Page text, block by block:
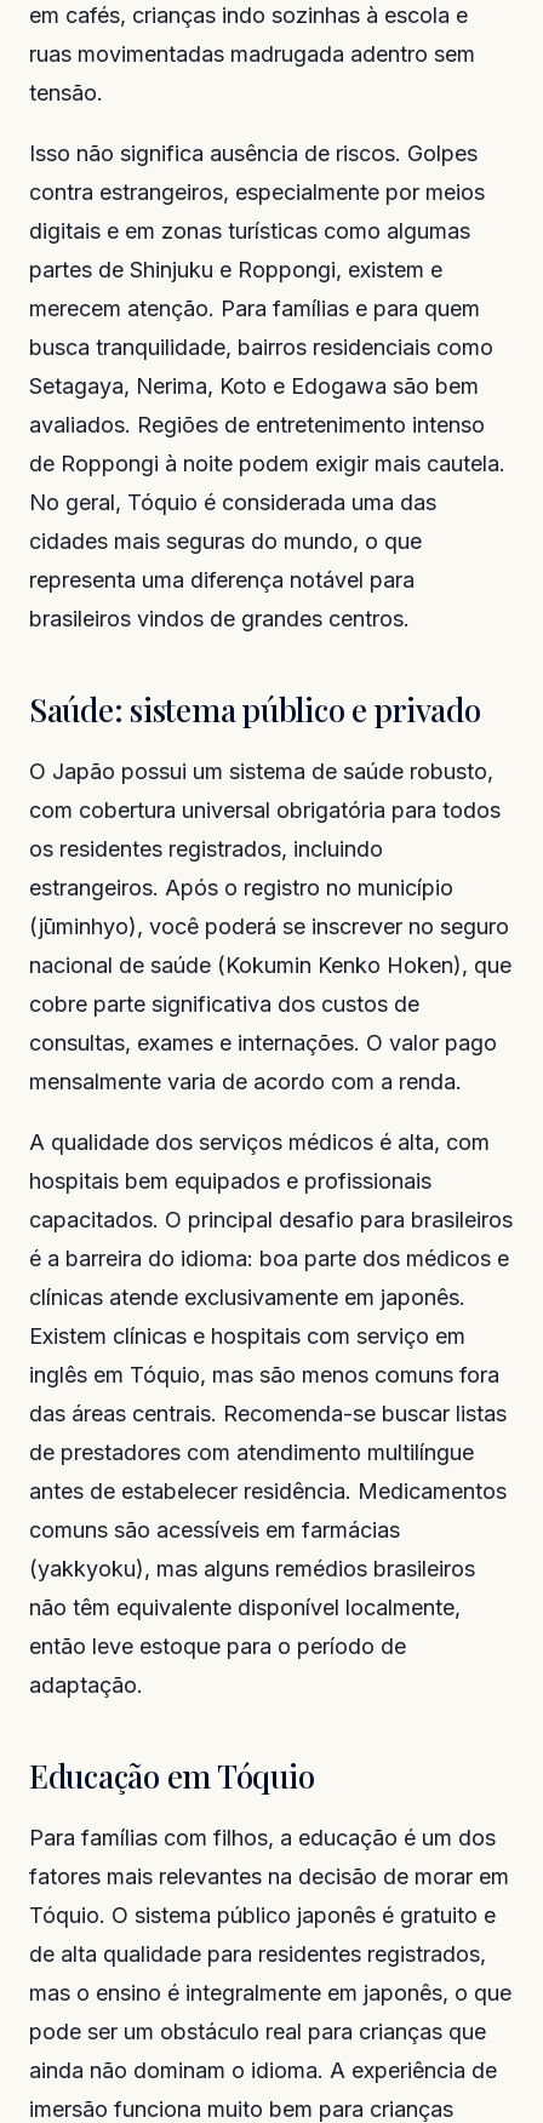
em cafés, crianças indo sozinhas à escola e
ruas movimentadas madrugada adentro sem
tensão.
Isso não significa ausência de riscos. Golpes
contra estrangeiros, especialmente por meios
digitais e em zonas turísticas como algumas
partes de Shinjuku e Roppongi, existem e
merecem atenção. Para famílias e para quem
busca tranquilidade, bairros residenciais como
Setagaya, Nerima, Koto e Edogawa são bem
avaliados. Regiões de entretenimento intenso
de Roppongi à noite podem exigir mais cautela.
No geral, Tóquio é considerada uma das
cidades mais seguras do mundo, o que
representa uma diferença notável para
brasileiros vindos de grandes centros.
Saúde: sistema público e privado
O Japão possui um sistema de saúde robusto,
com cobertura universal obrigatória para todos
os residentes registrados, incluindo
estrangeiros. Após o registro no município
(jūminhyo), você poderá se inscrever no seguro
nacional de saúde (Kokumin Kenko Hoken), que
cobre parte significativa dos custos de
consultas, exames e internações. O valor pago
mensalmente varia de acordo com a renda.
A qualidade dos serviços médicos é alta, com
hospitais bem equipados e profissionais
capacitados. O principal desafio para brasileiros
é a barreira do idioma: boa parte dos médicos e
clínicas atende exclusivamente em japonês.
Existem clínicas e hospitais com serviço em
inglês em Tóquio, mas são menos comuns fora
das áreas centrais. Recomenda-se buscar listas
de prestadores com atendimento multilíngue
antes de estabelecer residência. Medicamentos
comuns são acessíveis em farmácias
(yakkyoku), mas alguns remédios brasileiros
não têm equivalente disponível localmente,
então leve estoque para o período de
adaptação.
Educação em Tóquio
Para famílias com filhos, a educação é um dos
fatores mais relevantes na decisão de morar em
Tóquio. O sistema público japonês é gratuito e
de alta qualidade para residentes registrados,
mas o ensino é integralmente em japonês, o que
pode ser um obstáculo real para crianças que
ainda não dominam o idioma. A experiência de
imersão funciona muito bem para crianças